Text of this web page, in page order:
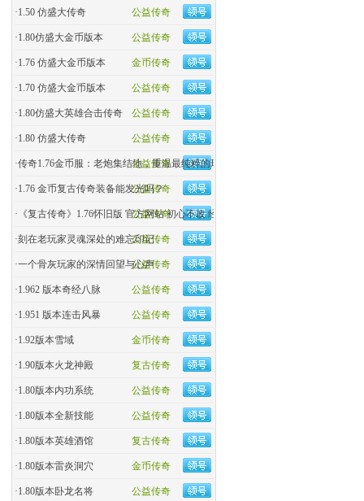
公益传奇
·1.50 仿盛大传奇
公益传奇
·1.80仿盛大金币版本
金币传奇
·1.76 仿盛大金币版本
公益传奇
·1.70 仿盛大金币版本
公益传奇
·1.80仿盛大英雄合击传奇
公益传奇
·1.80 仿盛大传奇
公益传奇
·传奇1.76金币服：老炮集结地，重温最纯粹的玛法热血！
公益传奇
·1.76 金币复古传奇装备能发光吗？
公益传奇
· 《复古传奇》1.76怀旧版 官方网站 初心不改 经典回归
公益传奇
·刻在老玩家灵魂深处的难忘印记
公益传奇
·一个骨灰玩家的深情回望与心声
公益传奇
·1.962 版本奇经八脉
公益传奇
·1.951 版本连击风暴
金币传奇
·1.92版本雪域
复古传奇
·1.90版本火龙神殿
公益传奇
·1.80版本内功系统
公益传奇
·1.80版本全新技能
复古传奇
·1.80版本英雄酒馆
金币传奇
·1.80版本雷炎洞穴
公益传奇
·1.80版本卧龙名将